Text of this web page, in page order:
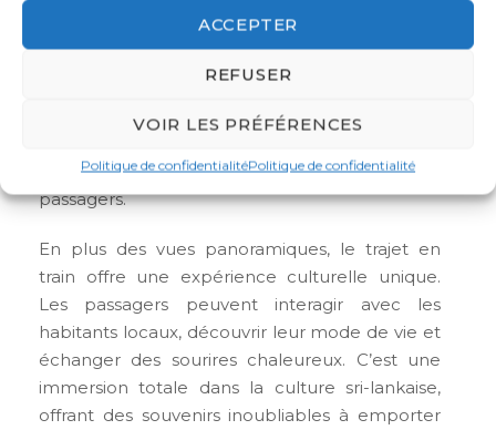
ACCEPTER
REFUSER
VOIR LES PRÉFÉRENCES
Politique de confidentialitéPolitique de confidentialité
Au fur et à mesure que le train progresse vers
cascades majestueuses et des forêts
luxuriantes. Chaque virage de la voie ferrée
capturant l’imagination et émerveillant les
passagers.
En plus des vues panoramiques, le trajet en
train offre une expérience culturelle unique.
Les passagers peuvent interagir avec les
habitants locaux, découvrir leur mode de vie et
échanger des sourires chaleureux. C’est une
immersion totale dans la culture sri-lankaise,
offrant des souvenirs inoubliables à emporter